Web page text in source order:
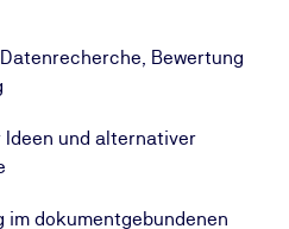
Einsatz von KI im
Sie einen
ISO 50001. Sie lernen,
korrekt einsetzen,
Bewertung
Ideen und alternativer
im dokumentgebundenen